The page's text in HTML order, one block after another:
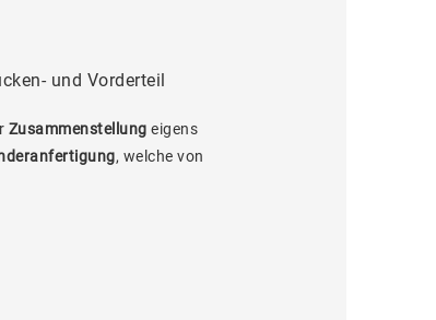
und Vorderteil
Zusammenstellung eigens
, welche von